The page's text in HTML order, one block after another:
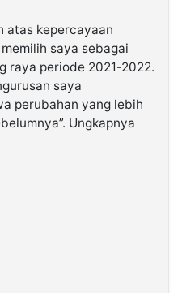
atas kepercayaan
saya sebagai
raya periode 2021-2022.
saya
perubahan yang lebih
Ungkapnya